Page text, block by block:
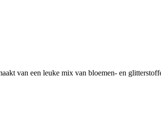
van een leuke mix van bloemen- en